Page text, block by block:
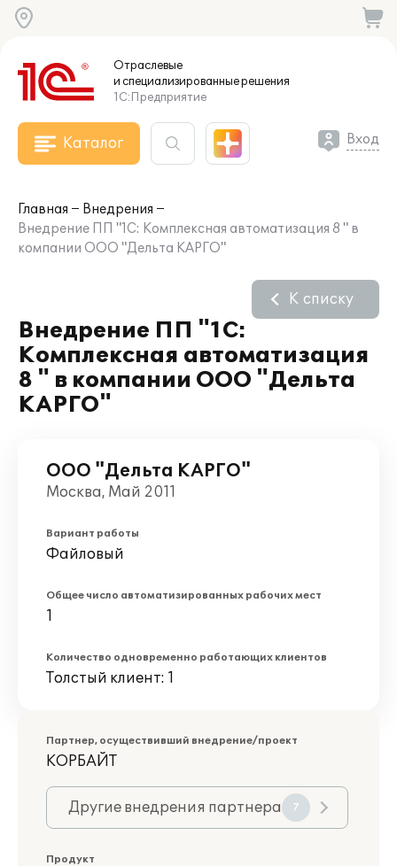
Отраслевые
и специализированныерешения
1С:Предприятие
Каталог Вход
Главная
Внедрения
Внедрение ПП "1С: Комплексная автоматизация 8 " в
компании ООО "Дельта КАРГО"
Внедрение ПП "1С:
Комплексная автоматизация
8 " в компании ООО "Дельта
КАРГО"
К списку
ООО "Дельта КАРГО"
Москва, Май 2011
Вариант работы
Файловый
Общее число автоматизированных рабочих мест
1
Количество одновременно работающих клиентов
Толстый клиент: 1
Партнер, осуществивший внедрение/проект
КОРБАЙТ
Другие внедрения партнера 7
Продукт